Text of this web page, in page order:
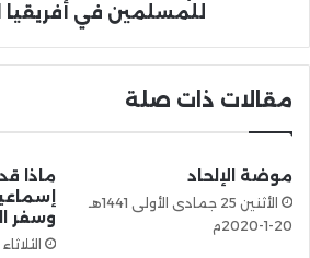
للمسلمين في
مقالات ذات صلة
موضة الإلحاد
الأثنين 25 جمادى الأولى 1441هـ
20-1-2020م
ماذا
وسفر